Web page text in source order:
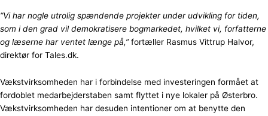
“Vi har nogle utrolig spændende projekter under udvikling for tiden,
som i den grad vil demokratisere bogmarkedet, hvilket vi, forfatterne
og læserne har ventet længe på,”fortæller Rasmus Vittrup Halvor,
direktør for Tales.dk.
Vækstvirksomheden har i forbindelse med investeringen formået at
fordoblet medarbejderstaben samt flyttet i nye lokaler på Østerbro.
Vækstvirksomheden har desuden intentioner om at benytte den